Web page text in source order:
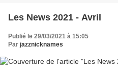
Les News 2021 - Avril
Publié le 29/03/2021 à 15:05
Par jazznicknames